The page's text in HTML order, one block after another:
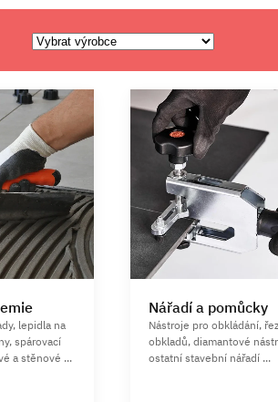
lepidla na
spárovací
a stěnové ...
Nářadí a pomůcky
Nástroje pro obkládání,
obkladů, diamantové
ostatní stavební nářadí ...